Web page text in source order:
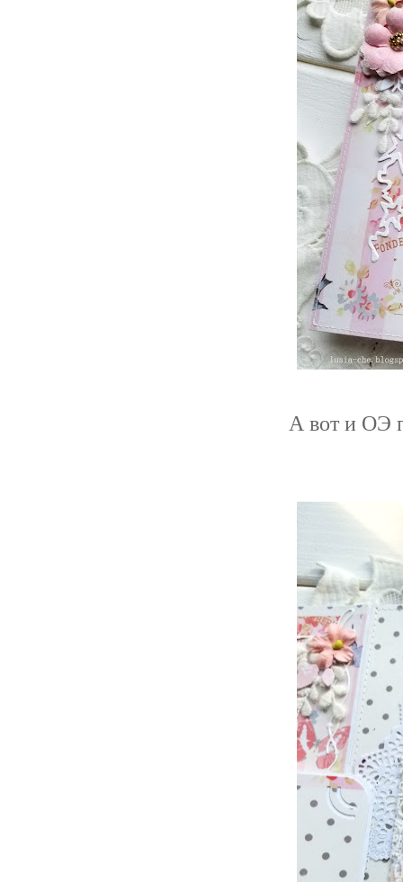
А вот и ОЭ